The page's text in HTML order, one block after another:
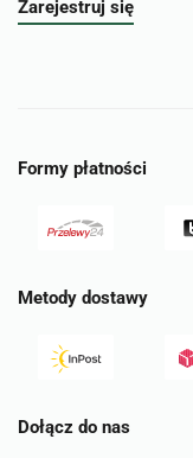
Zarejestruj się
Formy płatności
Metody dostawy
Dołącz do nas